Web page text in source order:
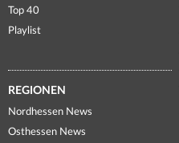
Top 40
Playlist
REGIONEN
Nordhessen News
Osthessen News